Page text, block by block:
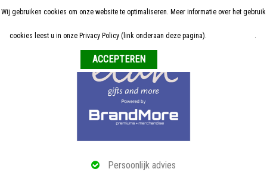
Persoonlijk advies
Home
ALLE RELATIEGESCHENKEN
Wij gebruiken cookies om onze website te optimaliseren. Meer informatie over het gebruik
cookies leest u in onze Privacy Policy (link onderaan deze pagina). .